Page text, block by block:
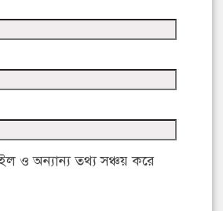
ও অন্যান্য তথ্য সঞ্চয় করে